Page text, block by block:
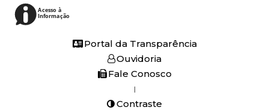
Acesso à
Informação
Portal da Transparência
Ouvidoria
Fale Conosco
|
Contraste